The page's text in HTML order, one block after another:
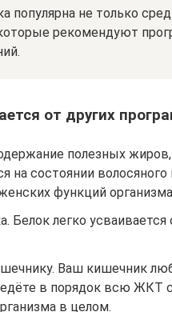
популярна не только
рекомендуют
от других
полезных
на состоянии
функций
Белок легко
Ваш кишечник
в порядок всю ЖКТ
в целом.